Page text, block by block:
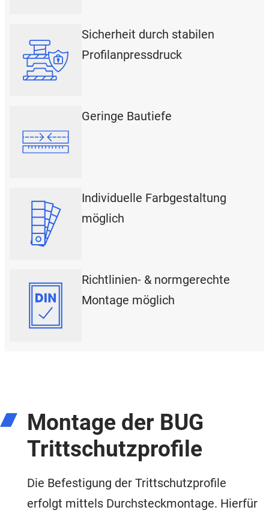
Sicherheit durch stabilen
Profilanpressdruck
Geringe Bautiefe
Individuelle Farbgestaltung
möglich
Richtlinien- & normgerechte
Montage möglich
Montage der BUG
Trittschutzprofile
Die Befestigung der Trittschutzprofile
erfolgt mittels Durchsteckmontage. Hierfür